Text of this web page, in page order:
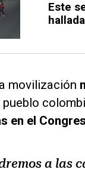
Este
movilización
en el
a las